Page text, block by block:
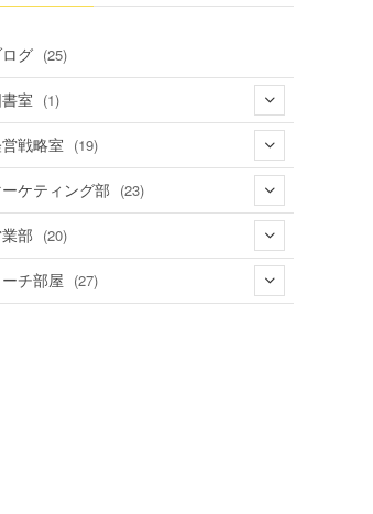
グ (25)
室 (1)
戦略室 (19)
(4)
(4)
(5)
ケティング部 (23)
部 (20)
(4)
ーチ部屋 (27)